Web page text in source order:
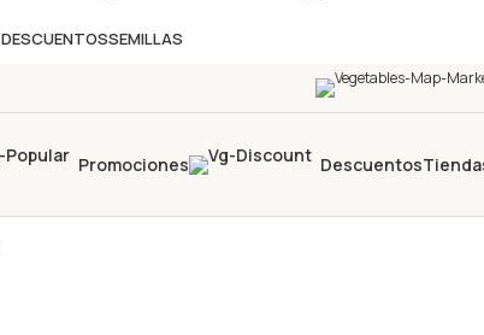
DESCUENTOSSEMILLAS
Promociones Descuentos